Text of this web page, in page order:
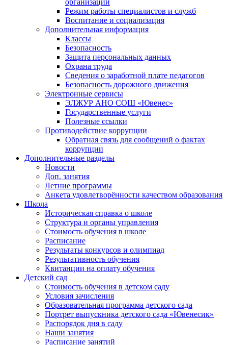
организации
Режим работы специалистов и служб
Воспитание и социализация
Дополнительная информация
Классы
Безопасность
Защита персональных данных
Охрана труда
Сведения о заработной плате педагогов
Безопасность дорожного движения
Электронные сервисы
ЭЛЖУР АНО СОШ «Ювенес»
Государственные услуги
Полезные ссылки
Противодействие коррупции
Обратная связь для сообщений о фактах
коррупции
Дополнительные разделы
Новости
Доп. занятия
Летние программы
Анкета удовлетворённости качеством образования
Школа
Историческая справка о школе
Структура и органы управления
Стоимость обучения в школе
Расписание
Результаты конкурсов и олимпиад
Результативность обучения
Квитанции на оплату обучения
Детский сад
Стоимость обучения в детском саду
Условия зачисления
Образовательная программа детского сада
Портрет выпускника детского сада «Ювенесик»
Распорядок дня в саду
Наши занятия
Расписание занятий